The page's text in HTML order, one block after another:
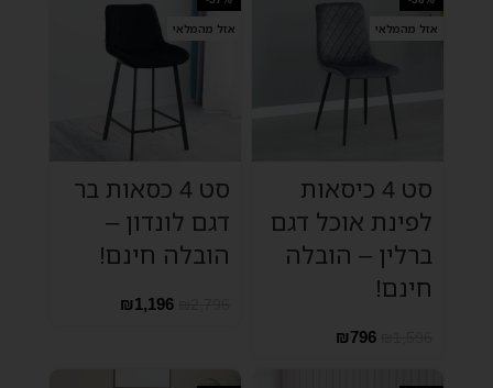
אזל מהמלאי
סט 4 כיסאות
לפינת אוכל דגם
ברלין – הובלה
חינם!
₪796
אזל מהמלאי
סט 4 כסאות בר
דגם לונדון –
הובלה חינם!
₪1,196